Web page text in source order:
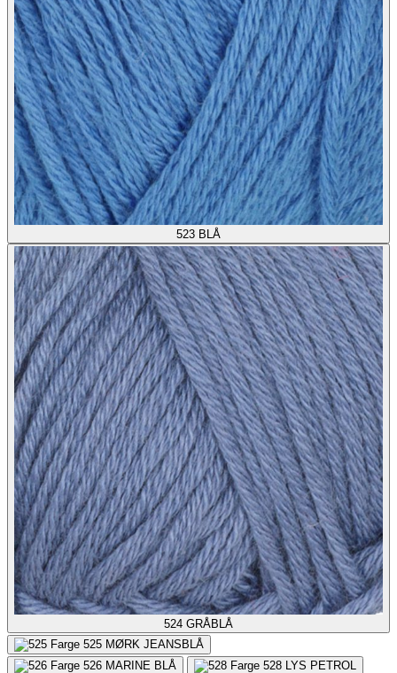
523 BLÅ
524 GRÅBLÅ
525 MØRK JEANSBLÅ
526 MARINE BLÅ 528 LYS PETROL